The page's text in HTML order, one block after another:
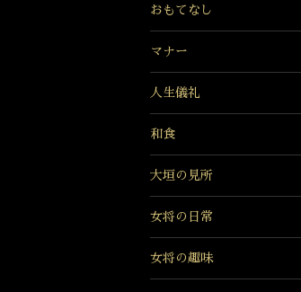
おもてなし
マナー
人生儀礼
和食
大垣の見所
女将の日常
女将の趣味